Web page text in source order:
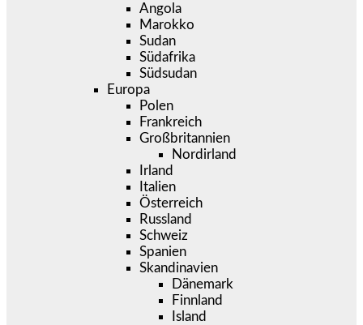
Angola
Marokko
Sudan
Südafrika
Südsudan
Europa
Polen
Frankreich
Großbritannien
Nordirland
Irland
Italien
Österreich
Russland
Schweiz
Spanien
Skandinavien
Dänemark
Finnland
Island